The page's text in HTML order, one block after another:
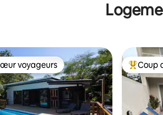
voyageurs parmi les plus aimés
voyageurs CoupCoup